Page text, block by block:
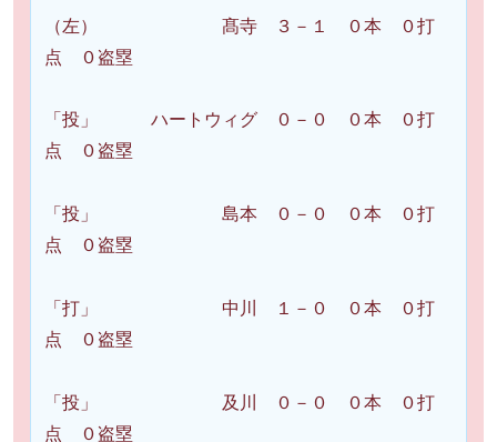
（左） 髙寺 ３－１ ０本 ０打
点 ０盗塁
「投」 ハートウィグ ０－０ ０本 ０打
点 ０盗塁
「投」 島本 ０－０ ０本 ０打
点 ０盗塁
「打」 中川 １－０ ０本 ０打
点 ０盗塁
「投」 及川 ０－０ ０本 ０打
点 ０盗塁